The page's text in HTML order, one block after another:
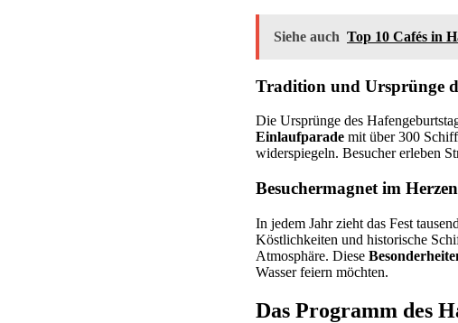
Siehe auch Top 10 Cafés in
Tradition und Ursprünge
Die Ursprünge des
Einlaufparade mit über 300
widerspiegeln. Besucher erleben
Besuchermagnet im
In jedem Jahr zieht das Fest
Köstlichkeiten und historische
Atmosphäre. Diese
Wasser feiern möchten.
Das Programm des